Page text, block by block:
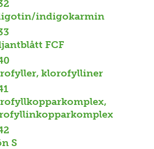
indigokarmin
FCF
klorofylliner
S